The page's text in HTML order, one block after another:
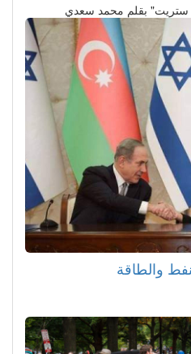
بقلم محمد سعدي
والطاقة